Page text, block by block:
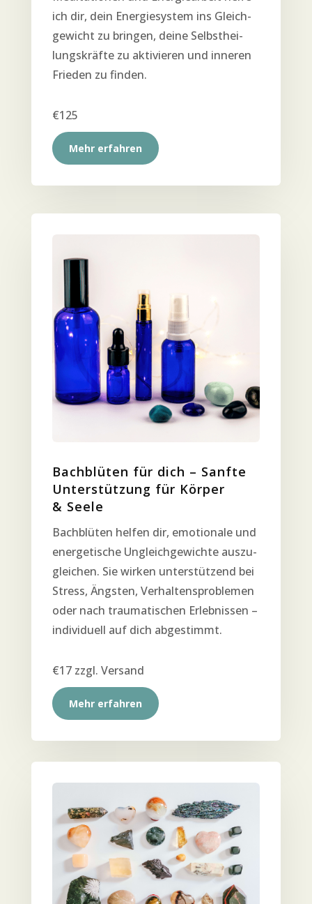
ich dir, dein Ener­gie­sys­tem ins Gleich­
ge­wicht zu brin­gen, dei­ne Selbst­hei­
lungs­kräf­te zu akti­vie­ren und inne­ren
Frie­den zu finden.
€125
Mehr erfah­ren
Bach­blü­ten für dich – Sanf­te
Unter­stüt­zung für Kör­per
& Seele
Bach­blü­ten hel­fen dir, emo­tio­na­le und
ener­ge­ti­sche Ungleich­ge­wich­te aus­zu­
glei­chen. Sie wir­ken unter­stüt­zend bei
Stress, Ängs­ten, Ver­hal­tens­pro­ble­men
oder nach trau­ma­ti­schen Erleb­nis­sen –
indi­vi­du­ell auf dich abgestimmt.
€17 zzgl. Versand
Mehr erfah­ren